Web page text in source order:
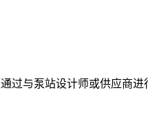
过与泵站设计师或供应商